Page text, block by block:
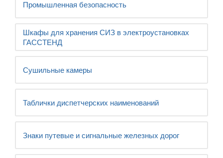
Промышленная безопасность
Шкафы для хранения СИЗ в электроустановках
ГАССТЕНД
Сушильные камеры
Таблички диспетчерских наименований
Знаки путевые и сигнальные железных дорог